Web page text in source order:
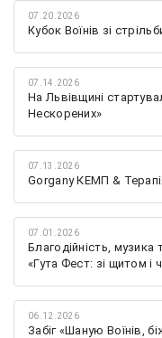
07.20.2026
Кубок Воїнів зі
07.14.2026
На Львівщині
Нескорених»
07.13.2026
Gorgany КЕМП &
07.01.2026
Благодійність, музика
«Гута Фест: зі щитом і
06.12.2026
Забіг «Шаную Воїнів,